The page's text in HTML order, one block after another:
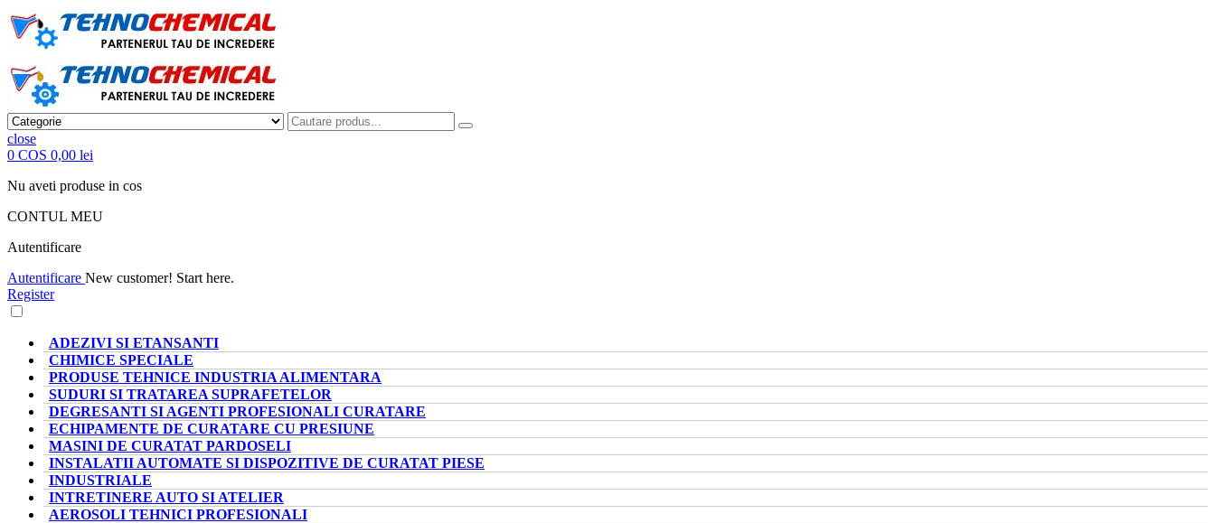
close
0 COS 0,00 lei
Nu aveti produse in cos
CONTUL MEU
Autentificare
Autentificare New customer! Start here.
Register
ADEZIVI SI ETANSANTI
CHIMICE SPECIALE
PRODUSE TEHNICE INDUSTRIA ALIMENTARA
SUDURI SI TRATAREA SUPRAFETELOR
DEGRESANTI SI AGENTI PROFESIONALI CURATARE
ECHIPAMENTE DE CURATARE CU PRESIUNE
MASINI DE CURATAT PARDOSELI
INSTALATII AUTOMATE SI DISPOZITIVE DE CURATAT PIESE
INDUSTRIALE
INTRETINERE AUTO SI ATELIER
AEROSOLI TEHNICI PROFESIONALI